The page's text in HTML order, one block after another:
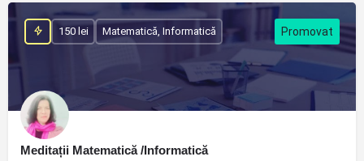
Meditații Matematică /Informatică
150 lei Matematică, Informatică